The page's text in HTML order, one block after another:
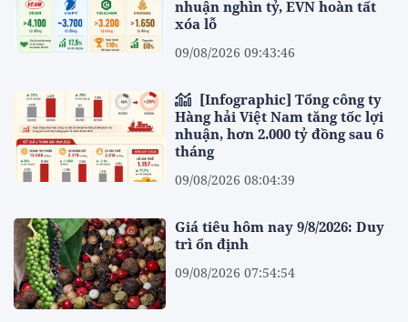
nhuận nghìn tỷ, EVN hoàn tất
xóa lỗ
09/08/2026 09:43:46
Hàng hải Việt Nam tăng tốc lợi
nhuận, hơn 2.000 tỷ đồng sau 6
tháng
09/08/2026 08:04:39
Giá tiêu hôm nay 9/8/2026: Duy
trì ổn định
09/08/2026 07:54:54